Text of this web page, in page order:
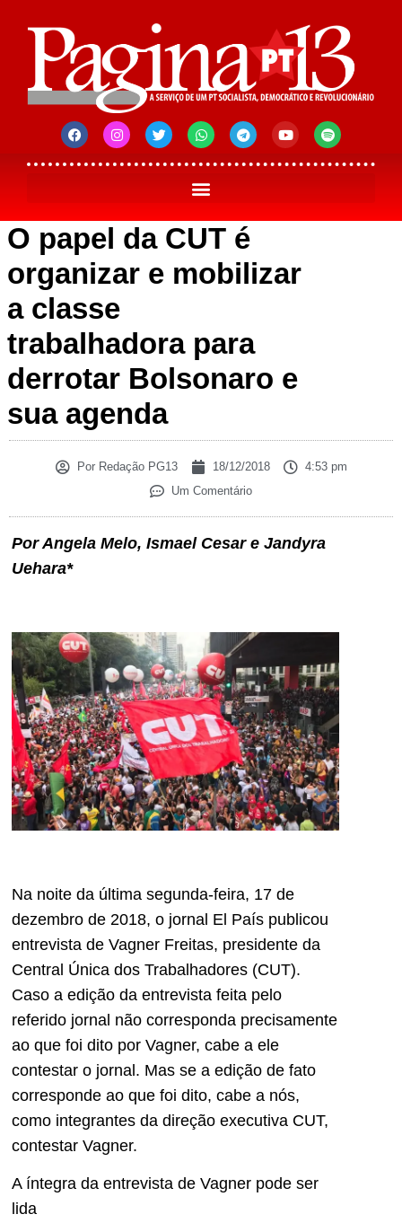
O papel da CUT é
organizar e mobilizar
a classe
trabalhadora para
derrotar Bolsonaro e
sua agenda
PorRedação PG13 18/12/2018
4:53 pm
Um Comentário
Por Angela Melo, Ismael Cesar e Jandyra
Uehara*
Na noite da última segunda-feira, 17 de
dezembro de 2018, o jornal El País publicou
entrevista de Vagner Freitas, presidente da
Central Única dos Trabalhadores (CUT).
Caso a edição da entrevista feita pelo
referido jornal não corresponda precisamente
ao que foi dito por Vagner, cabe a ele
contestar o jornal. Mas se a edição de fato
corresponde ao que foi dito, cabe a nós,
como integrantes da direção executiva CUT,
contestar Vagner.
A íntegra da entrevista de Vagner pode ser
lida